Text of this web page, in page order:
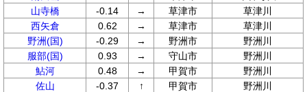
山寺橋
-0.14 → 草津市
草津川
西矢倉
0.62 → 草津市
草津川
野洲(国)
-0.29 → 野洲市
野洲川
服部(国)
0.93 → 守山市
野洲川
鮎河
0.48 → 甲賀市
野洲川
佐山
-0.37 ↑ 甲賀市
野洲川